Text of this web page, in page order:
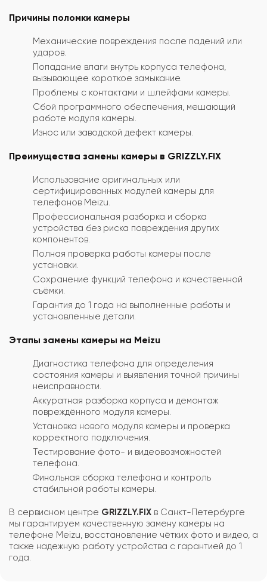
Причины поломки камеры
Механические повреждения после падений или
ударов.
Попадание влаги внутрь корпуса телефона,
вызывающее короткое замыкание.
Проблемы с контактами и шлейфами камеры.
Сбой программного обеспечения, мешающий
работе модуля камеры.
Износ или заводской дефект камеры.
Преимущества замены камеры в GRIZZLY.FIX
Использование оригинальных или
сертифицированных модулей камеры для
телефонов Meizu.
Профессиональная разборка и сборка
устройства без риска повреждения других
компонентов.
Полная проверка работы камеры после
установки.
Сохранение функций телефона и качественной
съёмки.
Гарантия до 1 года на выполненные работы и
установленные детали.
Этапы замены камеры на Meizu
Диагностика телефона для определения
состояния камеры и выявления точной причины
неисправности.
Аккуратная разборка корпуса и демонтаж
повреждённого модуля камеры.
Установка нового модуля камеры и проверка
корректного подключения.
Тестирование фото- и видеовозможностей
телефона.
Финальная сборка телефона и контроль
стабильной работы камеры.
В сервисном центре GRIZZLY.FIX в Санкт-Петербурге
мы гарантируем качественную замену камеры на
телефоне Meizu, восстановление чётких фото и видео, а
также надежную работу устройства с гарантией до 1
года.